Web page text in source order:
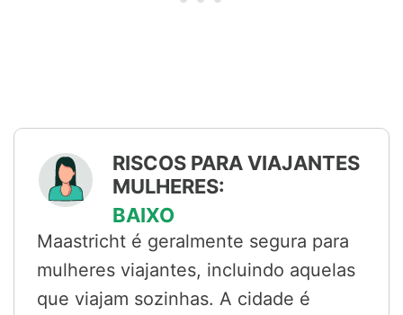
RISCOS PARA VIAJANTES
MULHERES:
BAIXO
Maastricht é geralmente segura para
mulheres viajantes, incluindo aquelas
que viajam sozinhas. A cidade é